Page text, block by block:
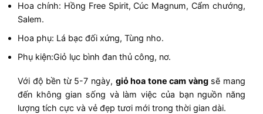
Hoa chính: Hồng Free Spirit, Cúc Magnum, Cẩm chướng,
Salem.
Hoa phụ: Lá bạc đối xứng, Tùng nho.
Phụ kiện:Giỏ lục bình đan thủ công, nơ.
Với độ bền từ 5-7 ngày, giỏ hoa tone cam vàngsẽ mang
đến không gian sống và làm việc của bạn nguồn năng
lượng tích cực và vẻ đẹp tươi mới trong thời gian dài.